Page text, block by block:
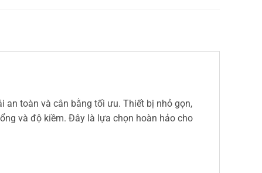
an toàn và cân bằng tối ưu. Thiết bị nhỏ gọn,
và độ kiềm. Đây là lựa chọn hoàn hảo cho